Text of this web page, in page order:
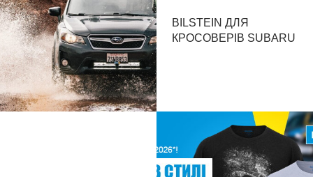
BILSTEIN ДЛЯ
КРОСОВЕРІВ SUBARU